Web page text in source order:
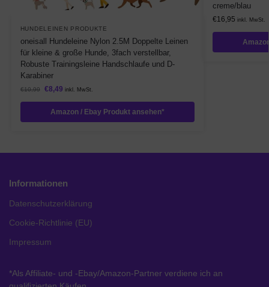
HUNDELEINEN PRODUKTE
oneisall Hundeleine Nylon 2.5M Doppelte Leinen
für kleine & große Hunde, 3fach verstellbar,
Robuste Trainingsleine Handschlaufe und D-
Karabiner
€10,99 €8,49 inkl. MwSt.
Amazon / Ebay Produkt ansehen*
creme/blau
€16,95 inkl. MwSt.
Informationen
Datenschutzerklärung
Cookie-Richtlinie (EU)
Impressum
*Als Affiliate- und -Ebay/Amazon-Partner verdiene ich an